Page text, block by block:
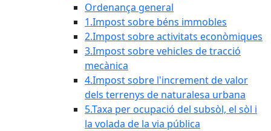
Ordenança general
1.Impost sobre béns immobles
2.Impost sobre activitats econòmiques
3.Impost sobre vehicles de tracció
mecànica
4.Impost sobre l'increment de valor
dels terrenys de naturalesa urbana
5.Taxa per ocupació del subsòl, el sòl i
la volada de la via pública